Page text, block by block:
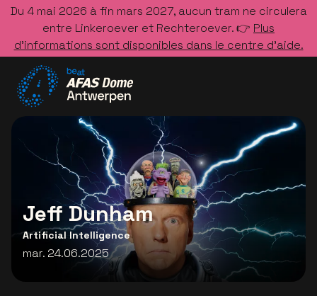
Du 4 mai 2026 à fin mars 2027, aucun tram ne circulera
entre Linkeroever et Rechteroever. 👉 Plus
d’informations sont disponibles dans le centre d’aide.
Allez à la page d'accueil
Jeff Dunham
Artificial Intelligence
mar. 24.06.2025